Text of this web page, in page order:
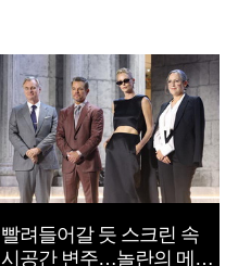
빨려들어갈 듯 스크린 속
시공간 변주…놀란의 메시